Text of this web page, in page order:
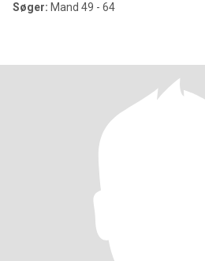
Søger: Mand 49 - 64